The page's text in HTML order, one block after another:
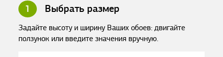
1 Выбрать размер
Задайте высоту и ширину Ваших обоев: двигайте
ползунок или введите значения вручную.